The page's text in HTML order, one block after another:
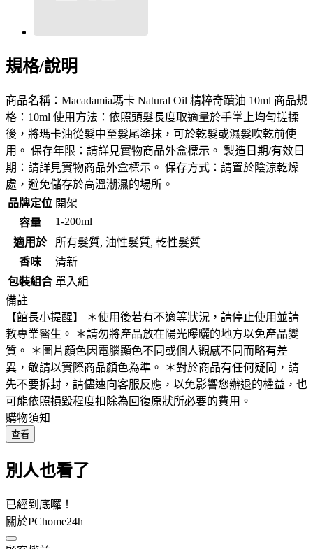
規格/說明
商品名稱：Macadamia瑪卡 Natural Oil 精粹奇蹟油 10ml 商品規
格：10ml 使用方法：依照頭髮長度取適量於手掌上均勻搓揉
後，將瑪卡油從髮中至髮尾塗抹，可於乾髮或濕髮吹乾前使
用。 保存年限：請詳見實物商品外盒標示。 製造日期/有效日
期：請詳見實物商品外盒標示。 保存方式：請置於陰涼乾燥
處，避免儲存於高溫潮濕的場所。
品牌定位 開架
容量
1-200ml
適用於
所有髮質, 油性髮質, 乾性髮質
香味
清新
包裝組合 單入組
備註
【館長小提醒】 ＊使用後若有不適等狀況，請停止使用並請
教專業醫生。 ＊請勿將產品放在陽光曝曬的地方以免產品變
質。 ＊圖片顏色因電腦顯色不同或個人觀感不同而略有差
異，敬請以實際商品顏色為準。 ＊對於商品有任何疑問，請
先不要拆封，請儘速向客服反應，以免影響您辦退的權益，也
可能依照損毀程度扣除為回復原狀所必要的費用。
購物須知
查看
別人也看了
已經到底囉！
關於PChome24h